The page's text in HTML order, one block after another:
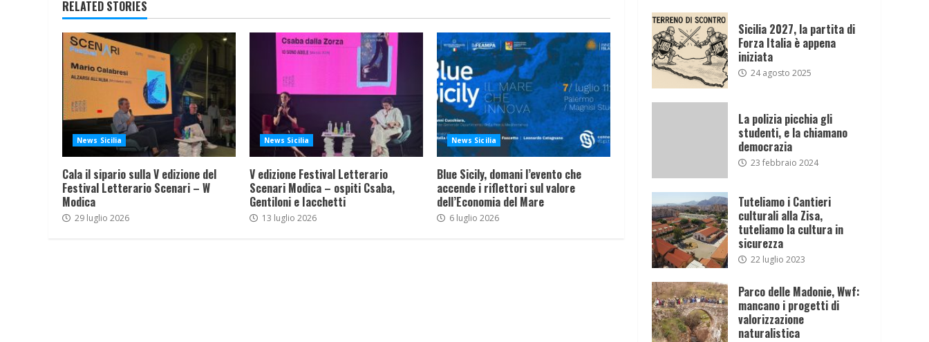
RELATED STORIES
News Sicilia
Cala il sipario sulla V edizione del
Festival Letterario Scenari – W
Modica
29 luglio 2026
News Sicilia
V edizione Festival Letterario
Scenari Modica – ospiti Csaba,
Gentiloni e Iacchetti
13 luglio 2026
News Sicilia
Blue Sicily, domani l’evento che
accende i riflettori sul valore
dell’Economia del Mare
6 luglio 2026
Sicilia 2027, la partita di
Forza Italia è appena
iniziata
24 agosto 2025
La polizia picchia gli
studenti, e la chiamano
democrazia
23 febbraio 2024
Tuteliamo i Cantieri
culturali alla Zisa,
tuteliamo la cultura in
sicurezza
22 luglio 2023
Parco delle Madonie, Wwf:
mancano i progetti di
valorizzazione
naturalistica